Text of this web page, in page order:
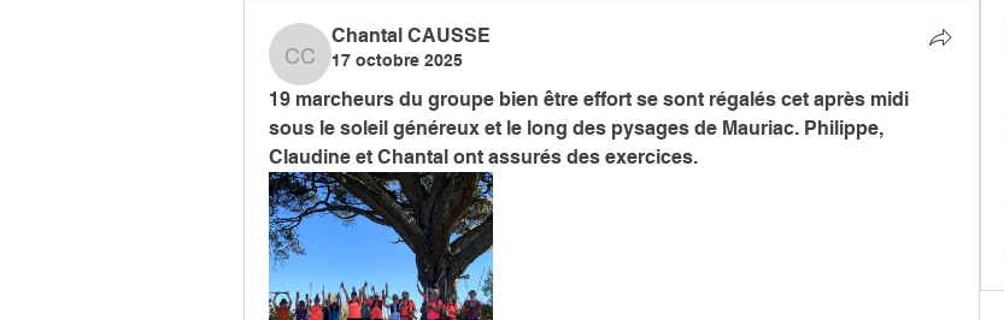
Chantal CAUSSE
Chantal CAUSSE
17 octobre 2025
19 marcheurs du groupe bien être effort se sont régalés cet après midi
sous le soleil généreux et le long des pysages de Mauriac. Philippe,
Claudine et Chantal ont assurés des exercices.